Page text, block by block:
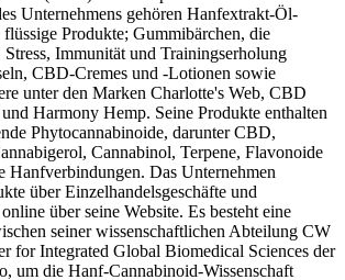
Unternehmens gehören Hanfextrakt-Öl-
Produkte; Gummibärchen, die
Immunität und Trainingserholung
CBD-Cremes und -Lotionen sowie
unter den Marken Charlotte's Web, CBD
Harmony Hemp. Seine Produkte enthalten
Phytocannabinoide, darunter CBD,
Cannabinol, Terpene, Flavonoide
Hanfverbindungen. Das Unternehmen
über Einzelhandelsgeschäfte und
über seine Website. Es besteht eine
seiner wissenschaftlichen Abteilung CW
for Integrated Global Biomedical Sciences der
um die Hanf-Cannabinoid-Wissenschaft